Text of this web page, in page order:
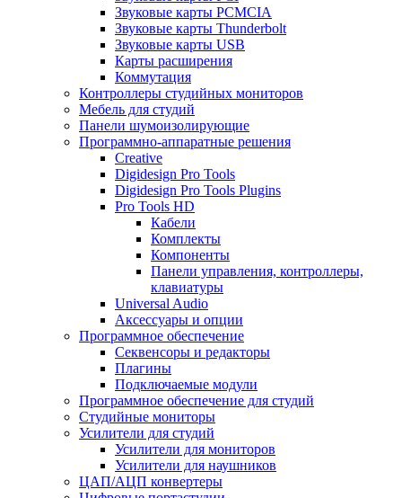
Звуковые карты PCMCIA
Звуковые карты Thunderbolt
Звуковые карты USB
Карты расширения
Коммутация
Контроллеры студийных мониторов
Мебель для студий
Панели шумоизолирующие
Программно-аппаратные решения
Creative
Digidesign Pro Tools
Digidesign Pro Tools Plugins
Pro Tools HD
Кабели
Комплекты
Компоненты
Панели управления, контроллеры,
клавиатуры
Universal Audio
Аксессуары и опции
Программное обеспечение
Cеквенсоры и редакторы
Плагины
Подключаемые модули
Программное обеспечение для студий
Студийные мониторы
Усилители для студий
Усилители для мониторов
Усилители для наушников
ЦАП/АЦП конвертеры